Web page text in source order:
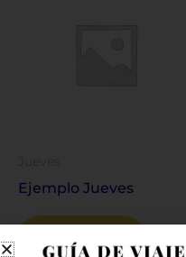
Ejemplo Jueves
Leer más